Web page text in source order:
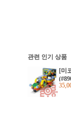
관련 인기 상품
[미
k